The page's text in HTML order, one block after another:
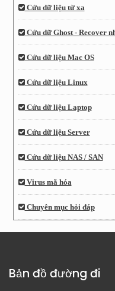
Cứu dữ liệu từ xa
Cứu dữ Ghost - Recover
Cứu dữ liệu Mac OS
Cứu dữ liệu Linux
Cứu dữ liệu Laptop
Cứu dữ liệu Server
Cứu dữ liệu NAS / SAN
Virus mã hóa
Chuyên mục hỏi đáp
Bản đồ đường đi